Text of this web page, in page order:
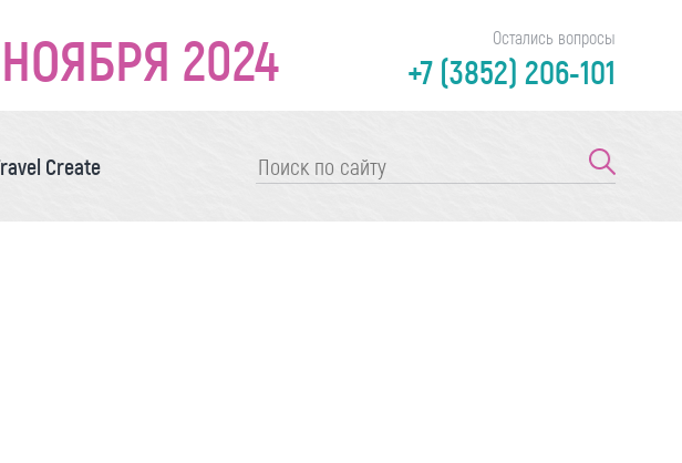
2024 Остались вопросы
+7 (3852) 206-101
Create